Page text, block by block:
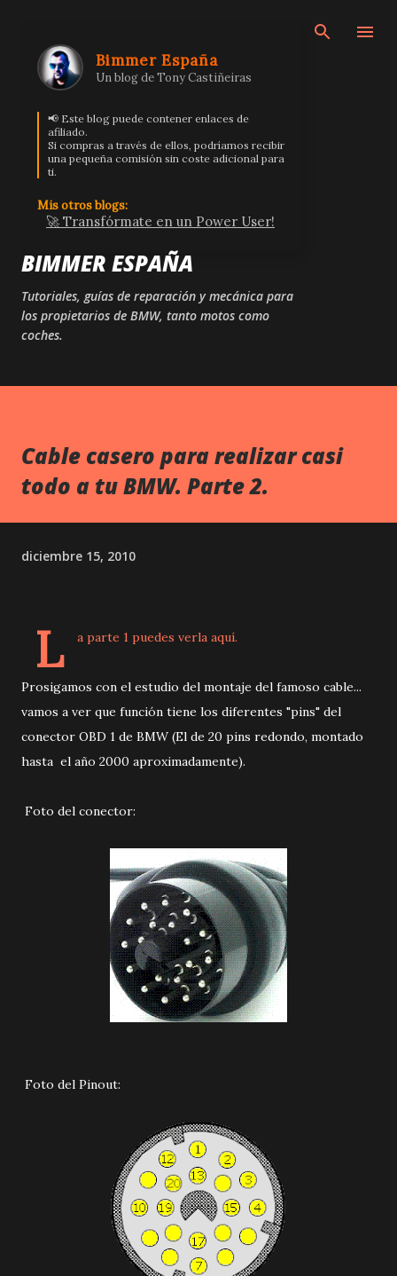
Bimmer España
Un blog de Tony Castiñeiras
📢 Este blog puede contener enlaces de
afiliado.
Si compras a través de ellos, podríamos recibir
una pequeña comisión sin coste adicional para
ti.
Mis otros blogs:
🚀 Transfórmate en un Power User!
BIMMER ESPAÑA
Tutoriales, guías de reparación y mecánica para
los propietarios de BMW, tanto motos como
coches.
Cable casero para realizar casi
todo a tu BMW. Parte 2.
diciembre 15, 2010
L a parte 1 puedes verla aquí.
Prosigamos con el estudio del montaje del famoso cable...
vamos a ver que función tiene los diferentes "pins" del
conector OBD 1 de BMW (El de 20 pins redondo, montado
hasta el año 2000 aproximadamente).
Foto del conector:
Foto del Pinout: